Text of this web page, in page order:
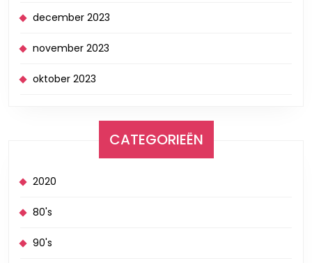
december 2023
november 2023
oktober 2023
CATEGORIEËN
2020
80's
90's